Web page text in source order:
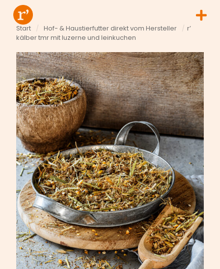
Start / Hof- & Haustierfutter direkt vom Hersteller / r’
kälber tmr mit luzerne und leinkuchen